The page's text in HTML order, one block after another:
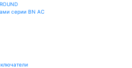
серии BN AC